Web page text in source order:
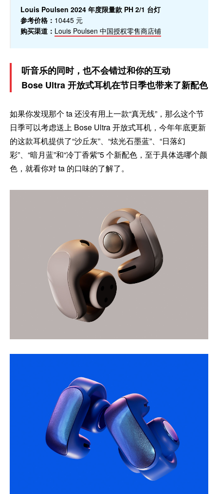
Louis Poulsen 2024 年度限量款 PH 2/1 台灯
参考价格： 10445 元
购买渠道： Louis Poulsen 中国授权零售商店铺
听音乐的同时，也不会错过和你的互动
Bose Ultra 开放式耳机在节日季也带来了新配色
如果你发现那个 ta 还没有用上一款“真无线”，那么这个节
日季可以考虑送上 Bose Ultra 开放式耳机，今年年底更新
的这款耳机提供了“沙丘灰”、“炫光石墨蓝”、“日落幻
彩”、“暗月蓝”和“冷丁香紫”5 个新配色，至于具体选哪个颜
色，就看你对 ta 的口味的了解了。